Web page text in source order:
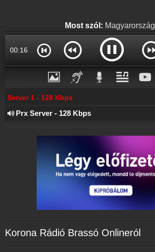
Most szól: Magyarország
00:17
Server 1 - 128 Kbps
Prx Server - 128 Kbps
Korona Rádió Brassó Onlineról